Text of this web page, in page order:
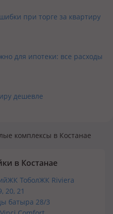
при торге за квартиру
для ипотеки: все расходы
дешевле
комплексы в Костанае
в Костанае
ЖК ТоболЖК Riviera
20, 21
батыра 28/3